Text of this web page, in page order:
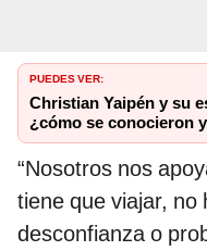
PUEDES VER:
Christian Yaipén y su
¿cómo se conocieron
“Nosotros nos
tiene que viajar, no
desconfianza o